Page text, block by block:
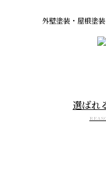
外壁塗装・屋根塗
選ばれ